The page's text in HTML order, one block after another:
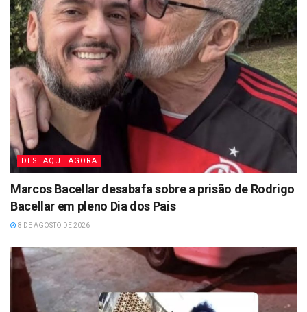
DESTAQUE AGORA
Marcos Bacellar desabafa sobre a prisão de Rodrigo
Bacellar em pleno Dia dos Pais
8 DE AGOSTO DE 2026